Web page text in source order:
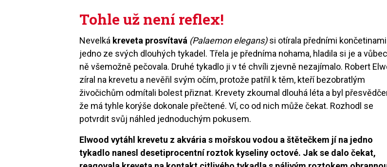
Tohle už není reflex!
Nevelká kreveta prosvítavá (Palaemon elegans)si otírala předními končetinami
jedno ze svých dlouhých tykadel. Třela je předníma nohama, hladila si je a
ně všemožně pečovala. Druhé tykadlo ji v té chvíli zjevně nezajímalo. Robert
zíral na krevetu a nevěřil svým očím, protože patřil k těm, kteří bezobratlým
živočichům odmítali bolest přiznat. Krevety zkoumal dlouhá léta a byl
že má tyhle korýše dokonale přečtené. Ví, co od nich může čekat. Rozhodl se
potvrdit svůj náhled jednoduchým pokusem.
Elwood vytáhl krevetu z akvária s mořskou vodou a štětečkem jí na jedno
tykadlo nanesl desetiprocentní roztok kyseliny octové. Jak se dalo čekat,